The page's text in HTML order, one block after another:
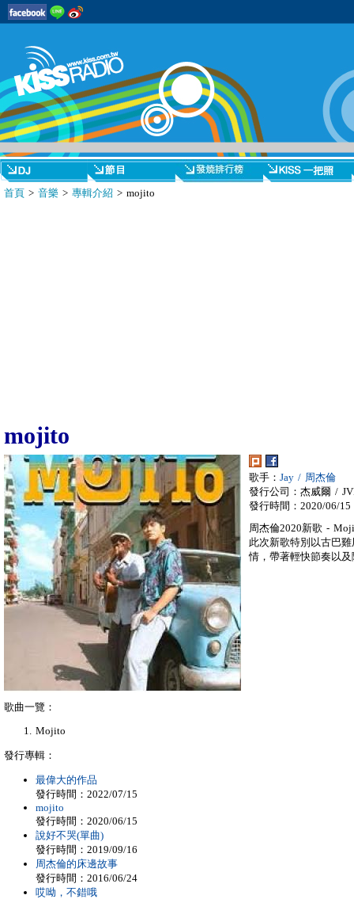
首頁 > 音樂 > 專輯介紹 > mojito
mojito
歌手： Jay / 周杰倫
發行公司：杰威爾 /
發行時間：2020/06/15
周杰倫2020新歌 -
此次新歌特別以古巴
情，帶著輕快節奏以
歌曲一覽：
Mojito
發行專輯：
最偉大的作品
發行時間：2022/07/15
mojito
發行時間：2020/06/15
說好不哭(單曲)
發行時間：2019/09/16
周杰倫的床邊故事
發行時間：2016/06/24
哎呦，不錯哦